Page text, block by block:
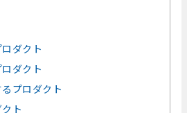
ダクト
ダクト
プロダクト
ト